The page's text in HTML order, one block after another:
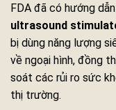
FDA đã có hướng
ultrasound
bị dùng năng lượng
về ngoại hình, đồng
soát các rủi ro sức
thị trường.